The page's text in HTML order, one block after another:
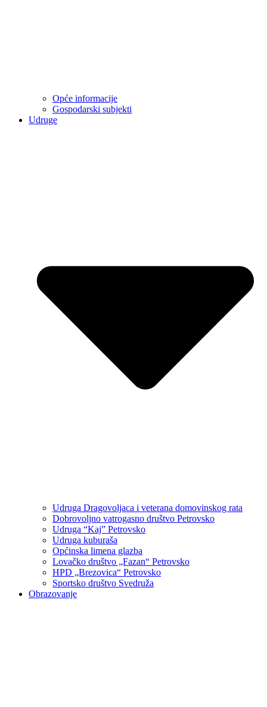
Opće informacije
Gospodarski subjekti
Udruge
Udruga Dragovoljaca i veterana domovinskog rata
Dobrovoljno vatrogasno društvo Petrovsko
Udruga “Kaj” Petrovsko
Udruga kuburaša
Općinska limena glazba
Lovačko društvo „Fazan“ Petrovsko
HPD „Brezovica“ Petrovsko
Sportsko društvo Svedruža
Obrazovanje